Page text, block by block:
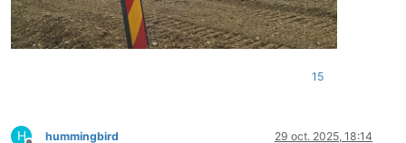
15
H hummingbird 29 oct. 2025, 18:14